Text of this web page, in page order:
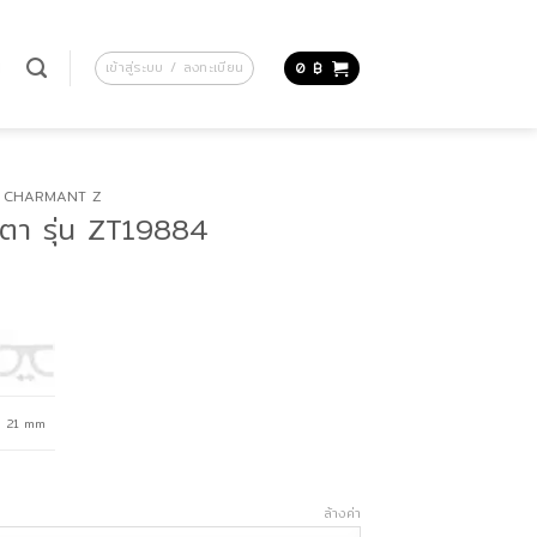
เข้าสู่ระบบ / ลงทะเบียน 0 ฿
CHARMANT Z
า รุ่น ZT19884
21 mm
ล้างค่า